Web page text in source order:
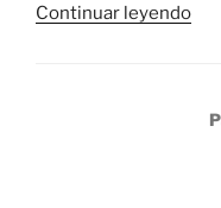
Continuar leyendo